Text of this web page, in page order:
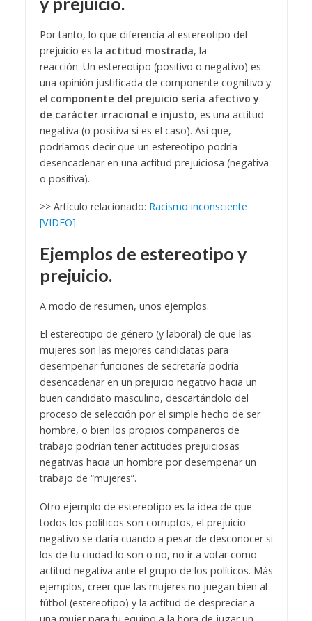
Por tanto, lo que diferencia al estereotipo del
prejuicio es la actitud mostrada, la
reacción. Un estereotipo (positivo o negativo) es
una opinión justificada de componente cognitivo y
el componente del prejuicio sería afectivo y
de carácter irracional e injusto, es una actitud
negativa (o positiva si es el caso). Así que,
podríamos decir que un estereotipo podría
desencadenar en una actitud prejuiciosa (negativa
o positiva).
>> Artículo relacionado: Racismo inconsciente
[VIDEO].
Ejemplos de estereotipo y
prejuicio.
A modo de resumen, unos ejemplos.
El estereotipo de género (y laboral) de que las
mujeres son las mejores candidatas para
desempeñar funciones de secretaría podría
desencadenar en un prejuicio negativo hacia un
buen candidato masculino, descartándolo del
proceso de selección por el simple hecho de ser
hombre, o bien los propios compañeros de
trabajo podrían tener actitudes prejuiciosas
negativas hacia un hombre por desempeñar un
trabajo de “mujeres”.
Otro ejemplo de estereotipo es la idea de que
todos los políticos son corruptos, el prejuicio
negativo se daría cuando a pesar de desconocer si
los de tu ciudad lo son o no, no ir a votar como
actitud negativa ante el grupo de los políticos. Más
ejemplos, creer que las mujeres no juegan bien al
fútbol (estereotipo) y la actitud de despreciar a